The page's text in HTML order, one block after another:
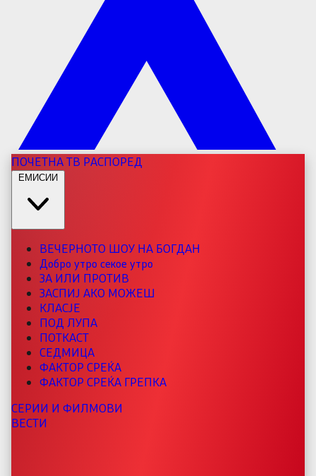
ПОЧЕТНАТВ РАСПОРЕД
ЕМИСИИ
ВЕЧЕРНОТО ШОУ НА БОГДАН
Добро утро секое утро
ЗА ИЛИ ПРОТИВ
ЗАСПИЈ АКО МОЖЕШ
КЛАСЈЕ
ПОД ЛУПА
ПОТКАСТ
СЕДМИЦА
ФАКТОР СРЕЌА
ФАКТОР СРЕЌА ГРЕПКА
СЕРИИ И ФИЛМОВИ
ВЕСТИ